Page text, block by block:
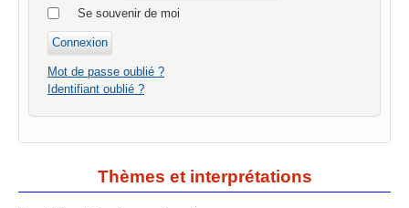
Se souvenir de moi
Mot de passe oublié ?
Identifiant oublié ?
Thèmes et interprétations